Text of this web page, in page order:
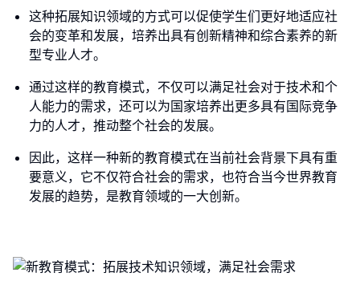
这种拓展知识领域的方式可以促使学生们更好地适应社
会的变革和发展，培养出具有创新精神和综合素养的新
型专业人才。
通过这样的教育模式，不仅可以满足社会对于技术和个
人能力的需求，还可以为国家培养出更多具有国际竞争
力的人才，推动整个社会的发展。
因此，这样一种新的教育模式在当前社会背景下具有重
要意义，它不仅符合社会的需求，也符合当今世界教育
发展的趋势，是教育领域的一大创新。